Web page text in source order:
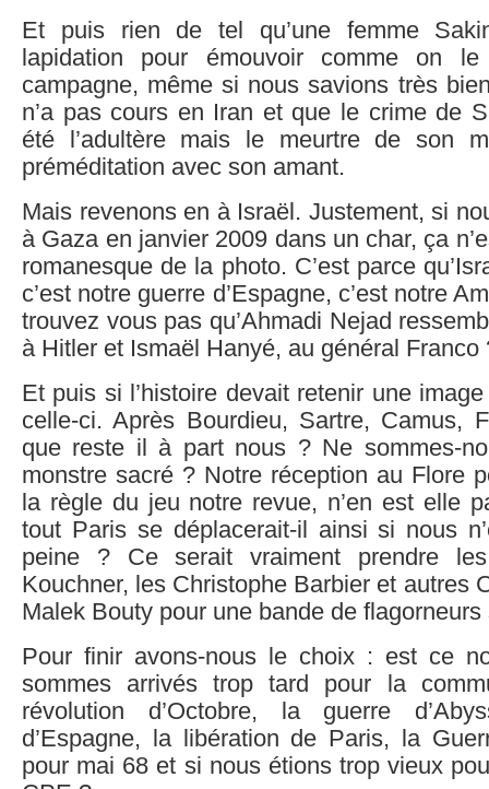
Et puis rien de tel qu’une femme
lapidation pour émouvoir comme on
campagne, même si nous savions très
n’a pas cours en Iran et que le crime de
été l’adultère mais le meurtre de son
préméditation avec son amant.
Mais revenons en à Israël. Justement, si
à Gaza en janvier 2009 dans un char, ça
romanesque de la photo. C’est parce
c’est notre guerre d’Espagne, c’est notre
trouvez vous pas qu’Ahmadi Nejad
à Hitler et Ismaël Hanyé, au général Franco
Et puis si l’histoire devait retenir une
celle-ci. Après Bourdieu, Sartre, Camus,
que reste il à part nous ? Ne sommes-
monstre sacré ? Notre réception au Flore
la règle du jeu notre revue, n’en est elle
tout Paris se déplacerait-il ainsi si nous
peine ? Ce serait vraiment prendre
Kouchner, les Christophe Barbier et autres
Malek Bouty pour une bande de
Pour finir avons-nous le choix : est ce
sommes arrivés trop tard pour la
révolution d’Octobre, la guerre
d’Espagne, la libération de Paris, la
pour mai 68 et si nous étions trop vieux